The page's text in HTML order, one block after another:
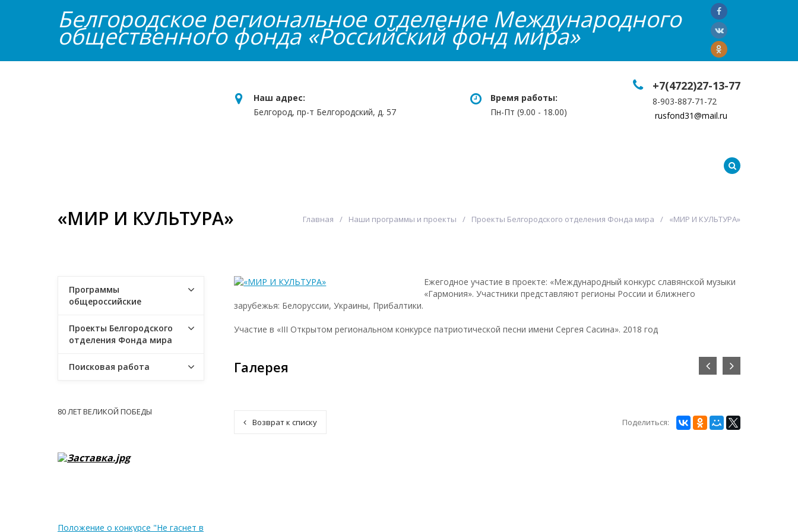
Белгородское региональное отделение Международного
общественного фонда «Российский фонд мира»
Наш адрес:
Белгород, пр-т Белгородский, д. 57
Время работы:
Пн-Пт (9.00 - 18.00)
+7(4722)27-13-77
8-903-887-71-72
rusfond31@mail.ru
«МИР И КУЛЬТУРА» Главная Наши программы и проекты Проекты Белгородского отделения Фонда мира «МИР И КУЛЬТУРА»
Ежегодное участие в проекте: «Международный конкурс славянской музыки
«Гармония». Участники представляют регионы России и ближнего
зарубежья: Белоруссии, Украины, Прибалтики.
Участие в «III Открытом региональном конкурсе патриотической песни имени Сергея Сасина». 2018 год
Галерея
Возврат к списку Поделиться:
Программы
общероссийские
Проекты Белгородского
отделения Фонда мира
Поисковая работа
80 ЛЕТ ВЕЛИКОЙ ПОБЕДЫ
Положение о конкурсе "Не гаснет в